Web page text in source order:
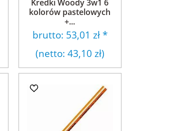
Kredki Woody 3w1 6
kolorów pastelowych
+...
brutto: 53,01 zł*
(netto: 43,10 zł)